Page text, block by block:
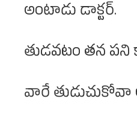
అంటాడు డాక్టర్.
తుడవటం తన పని
వారే తుడుచుకోవా